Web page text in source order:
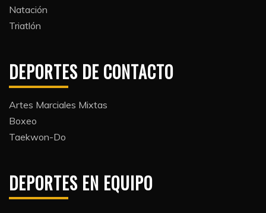
Natación​
Triatlón​
DEPORTES DE CONTACTO
Artes Marciales Mixtas
Boxeo
Taekwon-Do
DEPORTES EN EQUIPO